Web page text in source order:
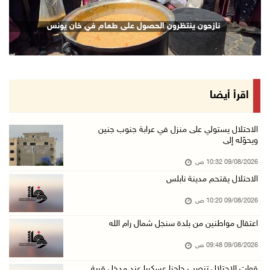
إجلاء آلاف السكان مع اتساع حرائق الغابات غرب ...
09/آب/2026 09:41 ص
جيش الاحتلال يواصل نسف المنازل واستهداف خيام ...
الاحتلال يطلق النار على راعي أغنام في إذنا وي ...
الملتقى الثاني لـ"شعراء من أجل فلسطين" في الأ ...
09/آب/2026 09:13 ص
مستعمرون إرهابيون يحرقون مسكنا بمسافر يطا جنو ...
أسعار العملات مقابل الشيقل
09/آب/2026 08:44 ص
الاحتلال يقتحم عدة قرى في نابلس ويداهم منازل ...
نازحون ينتظرون الحصول على طعام في خان يونس
اقرأ أيضا
الاحتلال يستولي على منزل في عرابة جنوب جنين
ويحوّله إلى
09/08/2026 10:32 ص
الاحتلال يقتحم مدينة نابلس
09/08/2026 10:20 ص
اعتقال مواطنين من بلدة سنجل شمال رام الله
09/08/2026 09:48 ص